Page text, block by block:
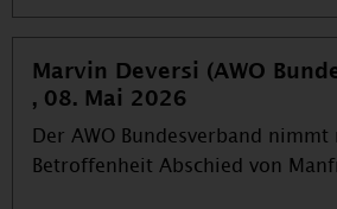
Marvin Deversi (AWO
, 08. Mai 2026
Der AWO Bundesverband
Betroffenheit Abschied von